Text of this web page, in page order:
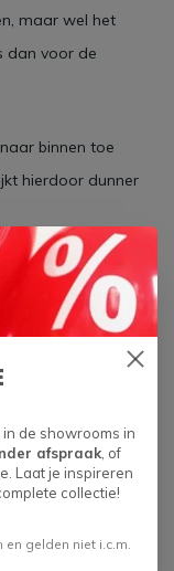
maar wel het
dan voor de
binnen toe
hierdoor dunner
Met de
van een schuine
De hele rand
in de showrooms in
afspraak, of
Laat je inspireren
collectie!
gelden niet i.c.m.